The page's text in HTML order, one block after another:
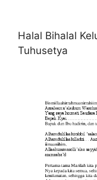
Halal Bihalal
Tuhusetya